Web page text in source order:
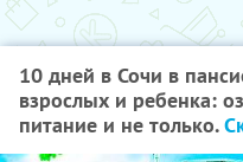
10 дней в Сочи в
взрослых и ребенка:
питание и не только.